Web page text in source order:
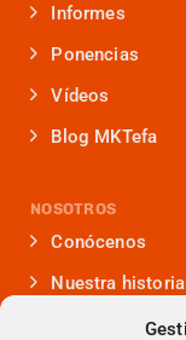
Informes
Ponencias
Vídeos
Blog MKTefa
NOSOTROS
Conócenos
Nuestra historia
Iniciativas que